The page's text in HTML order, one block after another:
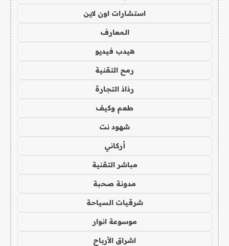
استشارات اون لاين
المعارف
هيدب فيديو
رمح التقنية
رذاذ التجارة
طعم وكيف
شهود نت
أركاني
مباشر التقنية
مدونة صحبة
شرقيات السياحة
موسوعة انوار
اشراق الأرباح